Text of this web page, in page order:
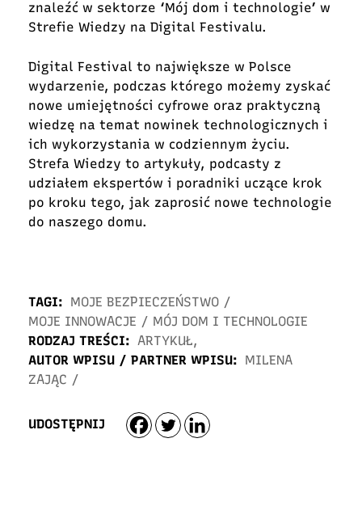
znaleźć w sektorze ‘Mój dom i technologie’ w
Strefie Wiedzy na Digital Festivalu.
Digital Festival to największe w Polsce
wydarzenie, podczas którego możemy zyskać
nowe umiejętności cyfrowe oraz praktyczną
wiedzę na temat nowinek technologicznych i
ich wykorzystania w codziennym życiu.
Strefa Wiedzy to artykuły, podcasty z
udziałem ekspertów i poradniki uczące krok
po kroku tego, jak zaprosić nowe technologie
do naszego domu.
TAGI: MOJE BEZPIECZEŃSTWO /
MOJE INNOWACJE / MÓJ DOM I TECHNOLOGIE
RODZAJ TREŚCI: ARTYKUŁ,
AUTOR WPISU / PARTNER WPISU: MILENA
ZAJĄC /
UDOSTĘPNIJ